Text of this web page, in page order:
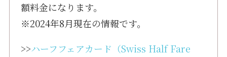
額料金になります。
※2024年8月現在の情報です。
>>ハーフフェアカード（Swiss Half Fare